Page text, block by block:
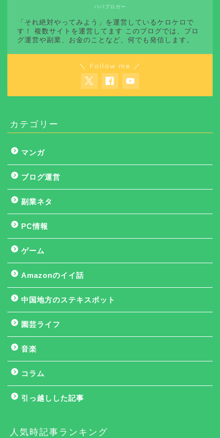
パパブロガー
「それ絶対やってみよう」を運営しているケロケロで
す！ 複数サイトを運営してます このブログでは、ブロ
グ運営や副業、お金のことなど、何でも発信します。
＼ Follow me ／
カテゴリー
マンガ
ブログ運営
副業ネタ
PC情報
ゲーム
Amazonのイイ話
中国地方のステキスポット
園芸ライフ
音楽
コラム
引っ越しした記事
人気時記事ランキング